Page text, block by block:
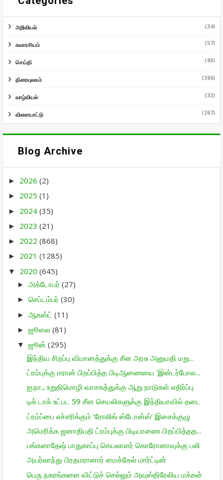
அறிவியல் (34)
சுவாரசியம் (57)
செய்தி (88)
திரையுலகம் (386)
வாழ்வியல் (32)
விளையாட்டு (267)
Blog Archive
► 2026 (2)
► 2025 (1)
► 2024 (35)
► 2023 (21)
► 2022 (868)
► 2021 (1285)
▼ 2020 (645)
► அக்டோபர் (27)
► செப்டம்பர் (30)
► ஆகஸ்ட் (11)
► ஜூலை (81)
▼ ஜூன் (295)
இந்திய சிறப்பு விமானத்துக்கு சீன அரசு அனுமதி மறு...
ட்ரம்புக்கு ஈரான் பிறப்பித்த பிடிஆணையை 'இன்டர்போல...
ஐ.நா., உறுதிமொழி வாசகத்துக்கு ஆறு நாடுகள் எதிர்ப்பு
டிக் டாக் உட்பட 59 சீன செயலிகளுக்கு இந்தியாவில் தடை
ட்ரம்ப்பை எச்சரிக்கும் ‘ரோலிங் ஸ்டோன்ஸ்’ இசைக்குழு
அமெரிக்க ஜனாதிபதி ட்ரம்புக்கு பிடியாணை பிறப்பித்தத...
பங்களாதேஷ் பாதுகாப்பு செயலாளர் கொரோனாவுக்கு பலி
அயர்லாந்து பிரதமரானார் மைக்கேல் மார்ட்டின்
பெரு நகரங்களை விட்டுச் செல்லும் அவுஸ்திரேலிய மக்கள்